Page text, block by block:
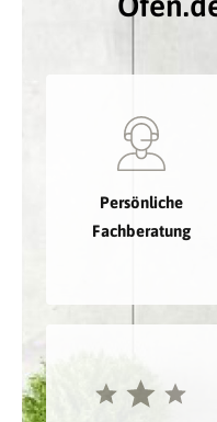
Persönliche
Fachberatung